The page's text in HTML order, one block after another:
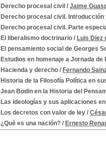
Derecho procesal civil / Jaime
Derecho procesal civil. Introducción
Derecho procesal civil. Parte
El liberalismo doctrinario / Luis Diez
El pensamiento social de Georges
Estudios en homenaje a Jornada de
Hacienda y derecho / Fernando
Historia de la Filosofía Política en
Jean Bodin en la Historia del
Las ideologías y sus aplicaciones
Los decretos con valor de ley /
¿Qué es una nación? / Ernesto